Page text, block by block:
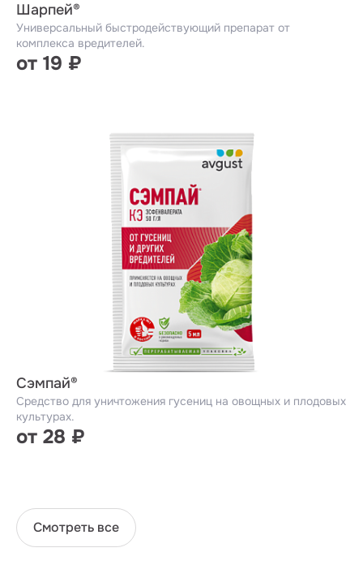
Шарпей®
Универсальный быстродействующий препарат от
комплекса вредителей.
от 19 ₽
Сэмпай®
Средство для уничтожения гусениц на овощных и плодовых
культурах.
от 28 ₽
Смотреть все